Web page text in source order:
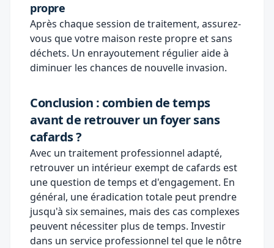
propre
Après chaque session de traitement, assurez-
vous que votre maison reste propre et sans
déchets. Un enrayoutement régulier aide à
diminuer les chances de nouvelle invasion.
Conclusion : combien de temps
avant de retrouver un foyer sans
cafards ?
Avec un traitement professionnel adapté,
retrouver un intérieur exempt de cafards est
une question de temps et d'engagement. En
général, une éradication totale peut prendre
jusqu'à six semaines, mais des cas complexes
peuvent nécessiter plus de temps. Investir
dans un service professionnel tel que le nôtre